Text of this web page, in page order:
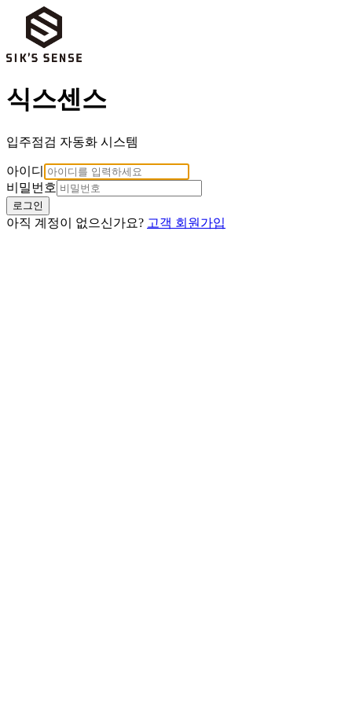
식스센스
입주점검 자동화 시스템
아이디
비밀번호
로그인
아직 계정이 없으신가요? 고객 회원가입